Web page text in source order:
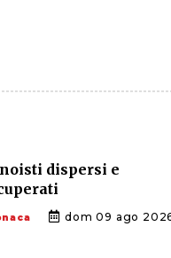
dispersi e
dom 09 ago